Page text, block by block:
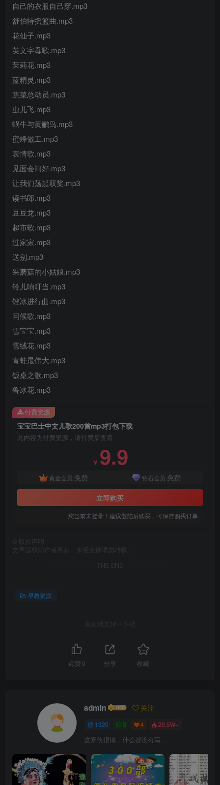
自己的衣服自己穿.mp3
舒伯特摇篮曲.mp3
花仙子.mp3
英文字母歌.mp3
茉莉花.mp3
蓝精灵.mp3
蔬菜总动员.mp3
虫儿飞.mp3
蜗牛与黄鹂鸟.mp3
蜜蜂做工.mp3
表情歌.mp3
见面会问好.mp3
让我们荡起双桨.mp3
读书郎.mp3
豆豆龙.mp3
超市歌.mp3
过家家.mp3
送别.mp3
采蘑菇的小姑娘.mp3
铃儿响叮当.mp3
锉冰进行曲.mp3
问候歌.mp3
雪宝宝.mp3
雪绒花.mp3
青蛙最伟大.mp3
饭桌之歌.mp3
鲁冰花.mp3
宝宝巴士中文儿歌200首mp3打包下载
此内容为付费资源，请付费后查看
￥ 9.9
黄金会员 免费 钻石会员 免费
立即购买
您当前未登录！建议登陆后购买，可保存购买订单
付费资源
版权声明
文章版权归作者所有，未经允许请勿转载。
THE END
早教资源
喜欢就支持一下吧
点赞 0 分享 收藏
admin 关注
1320 3 4 20.5W+
这家伙很懒，什么都没有写...